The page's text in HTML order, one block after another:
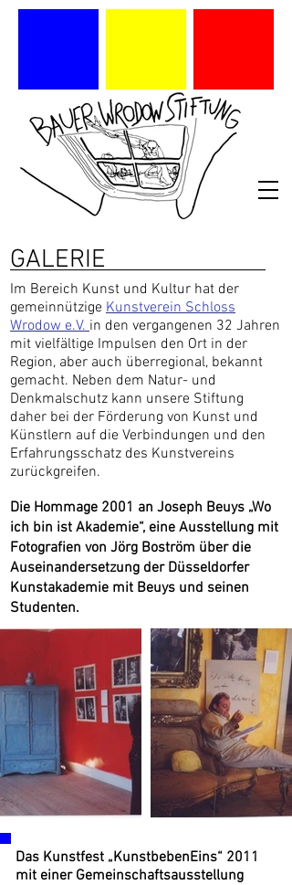
GALERIE
Im Bereich Kunst und Kultur hat der
gemeinnützige Kunstverein Schloss
Wrodow e.V.in den vergangenen 32 Jahren
mit vielfältige Impulsen den Ort in der
Region, aber auch überregional, bekannt
gemacht. Neben dem Natur- und
Denkmalschutz kann unsere Stiftung
daher bei der Förderung von Kunst und
Künstlern auf die Verbindungen und den
Erfahrungsschatz des Kunstvereins
zurückgreifen.
Die Hommage 2001 an Joseph Beuys „Wo
ich bin ist Akademie“, eine Ausstellung mit
Fotografien von Jörg Boström über die
Auseinandersetzung der Düsseldorfer
Kunstakademie mit Beuys und seinen
Studenten.
Das Kunstfest „KunstbebenEins“ 2011
mit einer Gemeinschaftsausstellung